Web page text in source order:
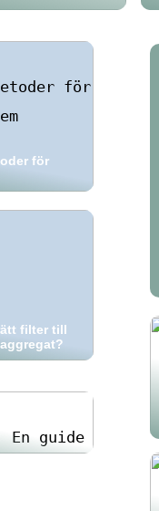
för
filter till
med